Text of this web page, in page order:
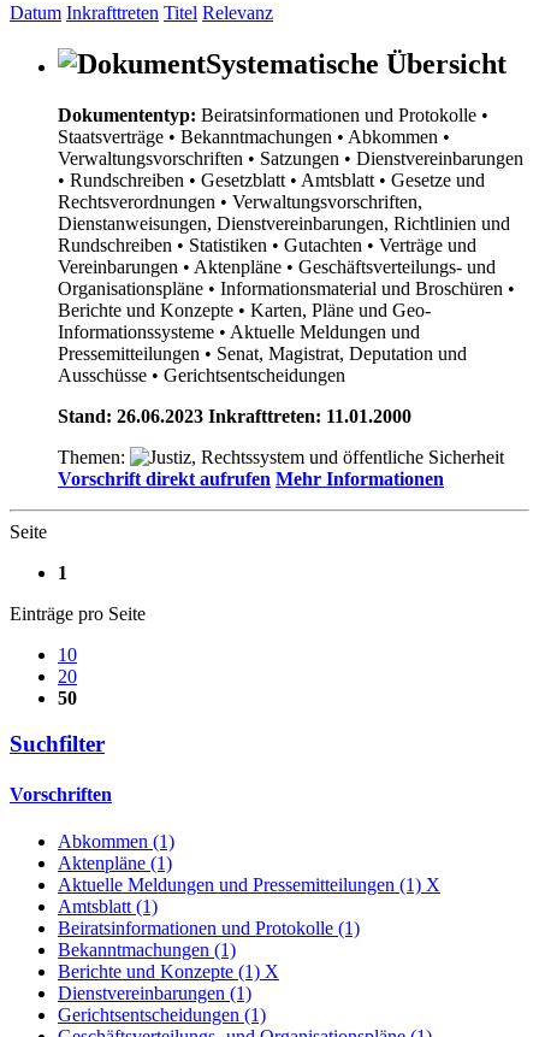
Datum Inkrafttreten Titel Relevanz
Systematische Übersicht
Dokumententyp: Beiratsinformationen und Protokolle •
Staatsverträge • Bekanntmachungen • Abkommen •
Verwaltungsvorschriften • Satzungen • Dienstvereinbarungen
• Rundschreiben • Gesetzblatt • Amtsblatt • Gesetze und
Rechtsverordnungen • Verwaltungsvorschriften,
Dienstanweisungen, Dienstvereinbarungen, Richtlinien und
Rundschreiben • Statistiken • Gutachten • Verträge und
Vereinbarungen • Aktenpläne • Geschäftsverteilungs- und
Organisationspläne • Informationsmaterial und Broschüren •
Berichte und Konzepte • Karten, Pläne und Geo-
Informationssysteme • Aktuelle Meldungen und
Pressemitteilungen • Senat, Magistrat, Deputation und
Ausschüsse • Gerichtsentscheidungen
Stand: 26.06.2023 Inkrafttreten: 11.01.2000
Themen:
Vorschrift direkt aufrufen Mehr Informationen
Seite
1
Einträge pro Seite
10
20
50
Suchfilter
Vorschriften
Abkommen (1)
Aktenpläne (1)
Aktuelle Meldungen und Pressemitteilungen (1) X
Amtsblatt (1)
Beiratsinformationen und Protokolle (1)
Bekanntmachungen (1)
Berichte und Konzepte (1) X
Dienstvereinbarungen (1)
Gerichtsentscheidungen (1)